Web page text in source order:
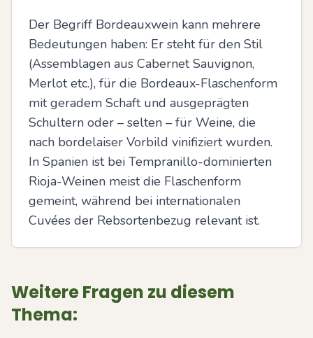
Der Begriff Bordeauxwein kann mehrere
Bedeutungen haben: Er steht für den Stil
(Assemblagen aus Cabernet Sauvignon,
Merlot etc.), für die Bordeaux-Flaschenform
mit geradem Schaft und ausgeprägten
Schultern oder – selten – für Weine, die
nach bordelaiser Vorbild vinifiziert wurden.
In Spanien ist bei Tempranillo-dominierten
Rioja-Weinen meist die Flaschenform
gemeint, während bei internationalen
Cuvées der Rebsortenbezug relevant ist.
Weitere Fragen zu diesem
Thema: